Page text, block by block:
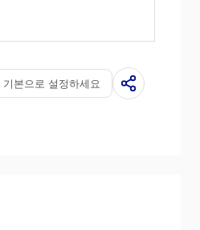
通货膨胀也增加了出口成
与此同时，较高的通货膨
备银行(RBI)提高利率，
的，因为国际投资者的需
产生相反的效果。
본으로 설정하세요